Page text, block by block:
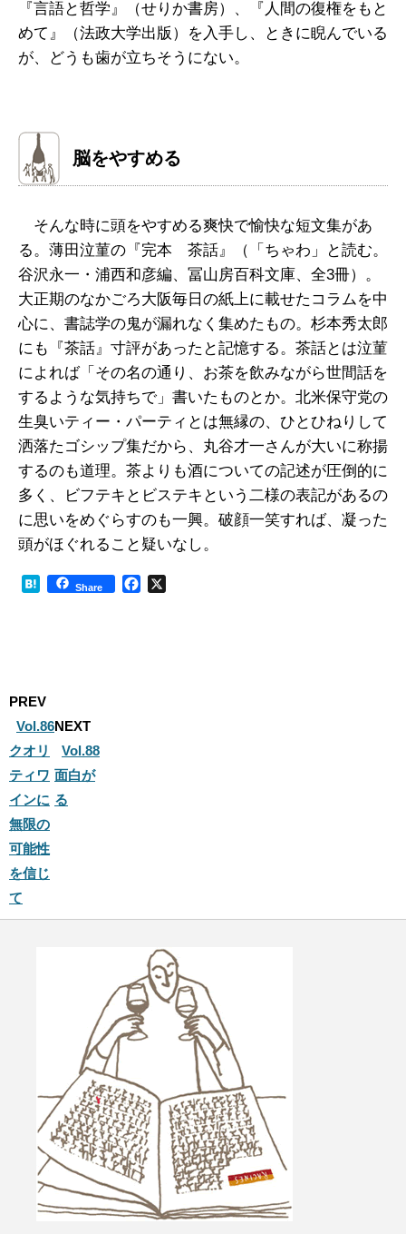
『言語と哲学』（せりか書房）、『人間の復権をもと
めて』（法政大学出版）を入手し、ときに睨んでいる
が、どうも歯が立ちそうにない。
脳をやすめる
そんな時に頭をやすめる爽快で愉快な短文集があ
る。薄田泣菫の『完本 茶話』（「ちゃわ」と読む。
谷沢永一・浦西和彦編、冨山房百科文庫、全3冊）。
大正期のなかごろ大阪毎日の紙上に載せたコラムを中
心に、書誌学の鬼が漏れなく集めたもの。杉本秀太郎
にも『茶話』寸評があったと記憶する。茶話とは泣菫
によれば「その名の通り、お茶を飲みながら世間話を
するような気持ちで」書いたものとか。北米保守党の
生臭いティー・パーティとは無縁の、ひとひねりして
洒落たゴシップ集だから、丸谷才一さんが大いに称揚
するのも道理。茶よりも酒についての記述が圧倒的に
多く、ビフテキとビステキという二様の表記があるの
に思いをめぐらすのも一興。破顔一笑すれば、凝った
頭がほぐれること疑いなし。
Share
PREV
Vol.86
クオリ
ティワ
インに
無限の
可能性
を信じ
て
NEXT
Vol.88
面白が
る